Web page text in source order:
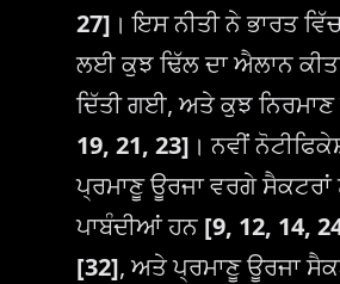
27] । ਇਸ ਨੀਤੀ ਨੇ ਭਾਰਤ
ਲਈ ਕੁਝ ਢਿੱਲ ਦਾ ਐਲਾਨ
ਦਿੱਤੀ ਗਈ, ਅਤੇ ਕੁਝ
19, 21, 23] । ਨਵੀਂ
ਪ੍ਰਮਾਣੂ ਊਰਜਾ ਵਰਗੇ ਸੈਕਟਰਾਂ
ਪਾਬੰਦੀਆਂ ਹਨ [9, 12, 14,
[32], ਅਤੇ ਪ੍ਰਮਾਣੂ ਊਰਜਾ